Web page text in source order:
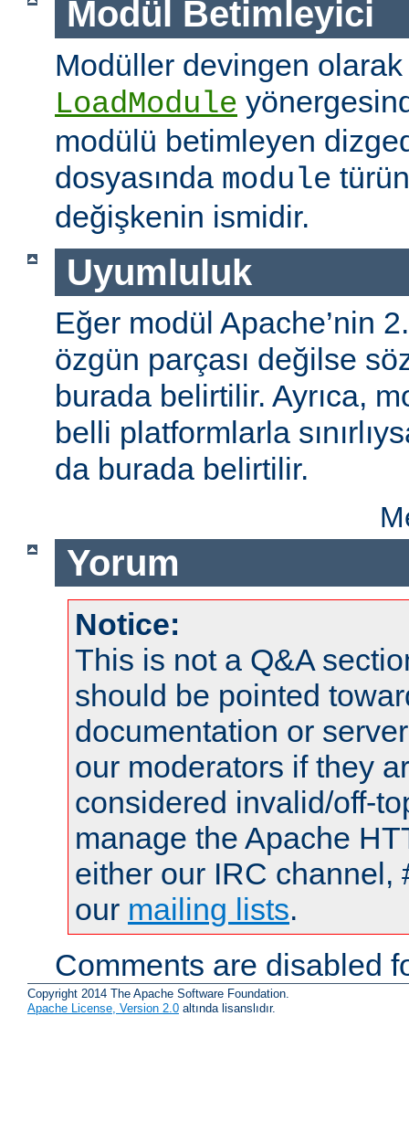
Modül Betimleyici
Modüller devingen
LoadModule
modülü betimleyen
dosyasında module
değişkenin ismidir.
Uyumluluk
Eğer modül Apache’nin 2.
özgün parçası değilse
burada belirtilir. Ayrıca,
belli platformlarla
da burada belirtilir.
Yorum
Notice:
This is not a Q&A
should be pointed
documentation or
our moderators if they
considered invalid/off-
manage the Apache
either our IRC channel,
our mailing lists.
Comments are disabled
Copyright 2014 The Apache Software Foundation.
Apache License, Version 2.0 altında lisanslıdır.